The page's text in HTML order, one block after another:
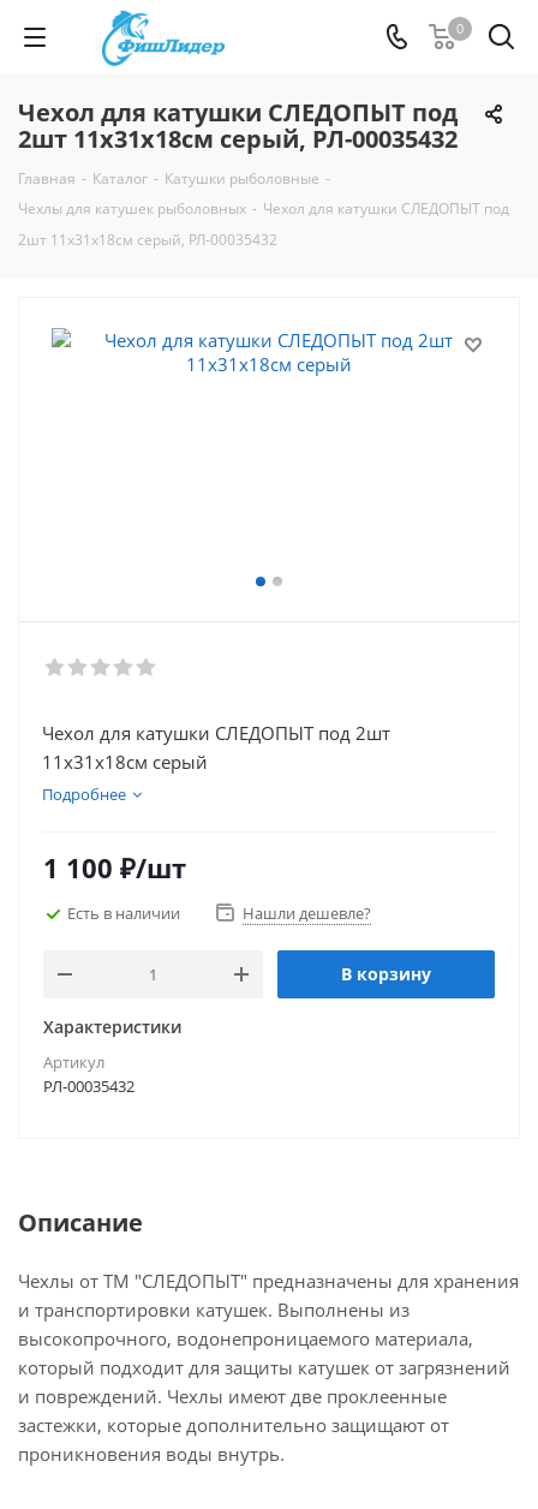
0
Чехол для катушки СЛЕДОПЫТ под
2шт 11х31х18см серый, РЛ-00035432
Главная - Каталог - Катушки рыболовные -
Чехлы для катушек рыболовных - Чехол для катушки СЛЕДОПЫТ под
2шт 11х31х18см серый, РЛ-00035432
Чехол для катушки СЛЕДОПЫТ под 2шт
11х31х18см серый
Подробнее
1 100 ₽/шт
Есть в наличии Нашли дешевле?
В корзину
Характеристики
Артикул
РЛ-00035432
Описание
Чехлы от ТМ "СЛЕДОПЫТ" предназначены для хранения
и транспортировки катушек. Выполнены из
высокопрочного, водонепроницаемого материала,
который подходит для защиты катушек от загрязнений
и повреждений. Чехлы имеют две проклеенные
застежки, которые дополнительно защищают от
проникновения воды внутрь.